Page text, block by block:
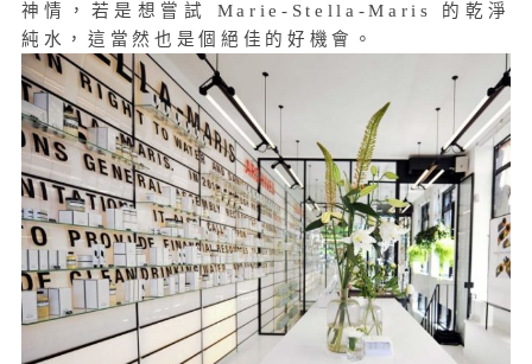
神情，若是想嘗試 Marie-Stella-Maris 的乾淨
純水，這當然也是個絕佳的好機會。